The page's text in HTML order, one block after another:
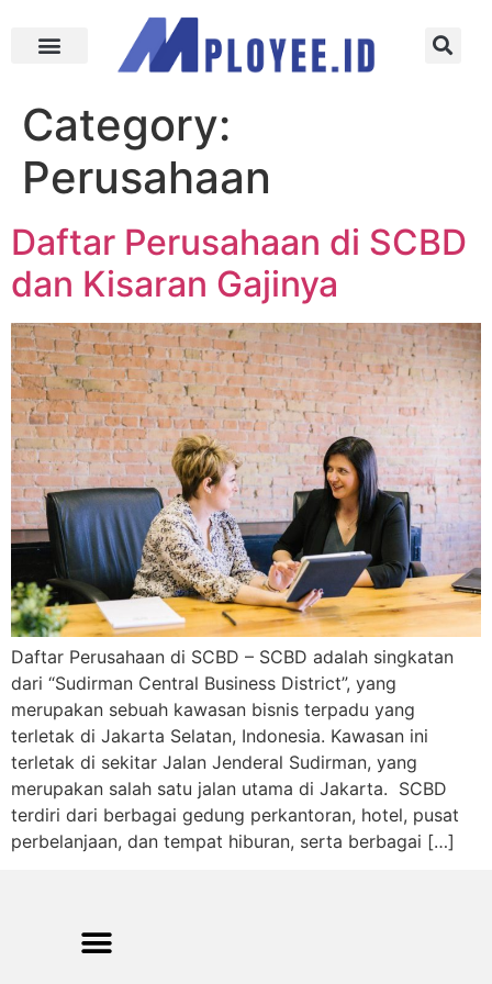
Category:
Perusahaan
Daftar Perusahaan di SCBD
dan Kisaran Gajinya
Daftar Perusahaan di SCBD – SCBD adalah singkatan
dari “Sudirman Central Business District”, yang
merupakan sebuah kawasan bisnis terpadu yang
terletak di Jakarta Selatan, Indonesia. Kawasan ini
terletak di sekitar Jalan Jenderal Sudirman, yang
merupakan salah satu jalan utama di Jakarta. SCBD
terdiri dari berbagai gedung perkantoran, hotel, pusat
perbelanjaan, dan tempat hiburan, serta berbagai […]